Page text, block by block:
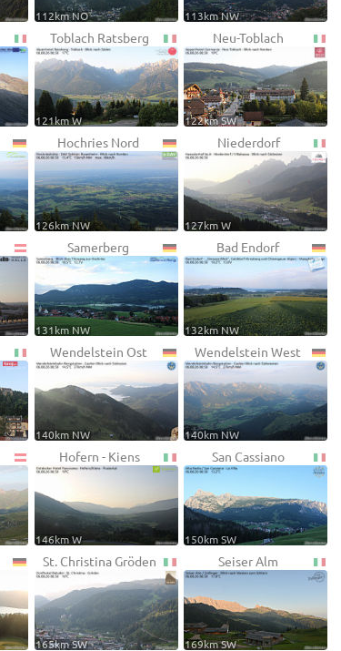
112km NO 113km NW
Toblach Ratsberg
121km W
Neu-Toblach
122km SW
Hochries Nord
126km NW
Niederdorf
127km W
Samerberg
131km NW
Bad Endorf
132km NW
Wendelstein Ost
140km NW
Wendelstein West
140km NW
Hofern - Kiens
146km W
San Cassiano
150km SW
St. Christina Gröden
165km SW
Seiser Alm
169km SW